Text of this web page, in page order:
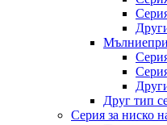
Друг тип
Серия за ниско